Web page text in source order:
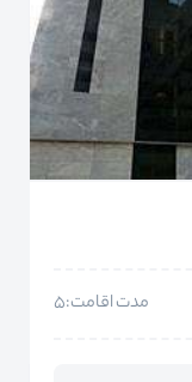
مدت اقامت:5